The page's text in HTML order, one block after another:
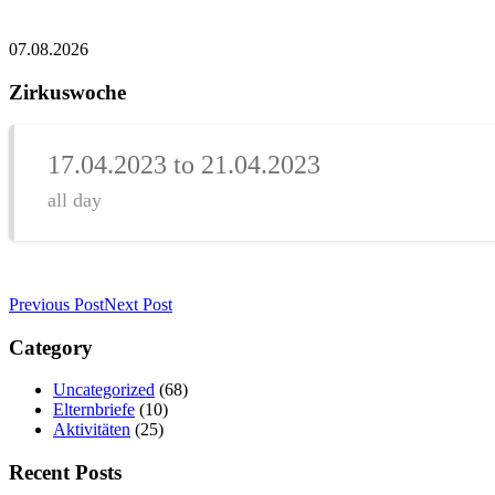
07.08.2026
Zirkuswoche
17.04.2023 to 21.04.2023
all day
Previous PostNext Post
Category
Uncategorized (68)
Elternbriefe (10)
Aktivitäten (25)
Recent Posts